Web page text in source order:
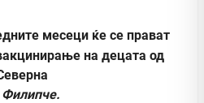
месеци ќе се прават
на децата од
.